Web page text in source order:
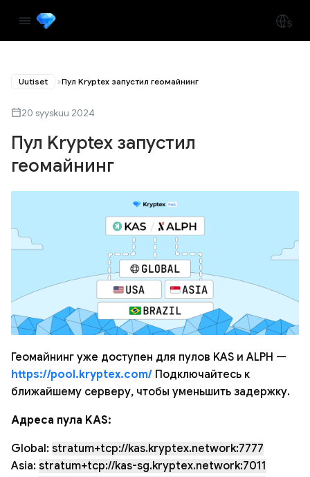
Uutiset Пул Kryptex запустил геомайнинг
20 syyskuu 2024
Пул Kryptex запустил
геомайнинг
Геомайнинг уже доступен для пулов KAS и ALPH —
https://pool.kryptex.com/ Подключайтесь к
ближайшему серверу, чтобы уменьшить задержку.
Адреса пула KAS:
Global: stratum+tcp://kas.kryptex.network:7777
Asia: stratum+tcp://kas-sg.kryptex.network:7011